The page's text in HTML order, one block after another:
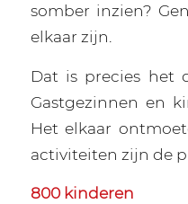
somber inzien?
elkaar zijn.
Dat is precies het
Gastgezinnen en
Het elkaar
activiteiten zijn de
800 kinderen